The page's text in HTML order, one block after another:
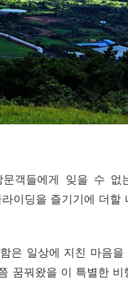
객들에게 잊을 수 없
이딩을 즐기기에 더할
은 일상에 지친 마음을
꿈꿔왔을 이 특별한 비